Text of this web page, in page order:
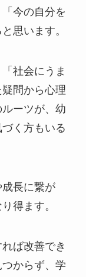
今の自分を
思います。
社会にうま
問から心理
ーツが、幼
く方もいる
長に繋が
得ます。
ば改善でき
からず、学